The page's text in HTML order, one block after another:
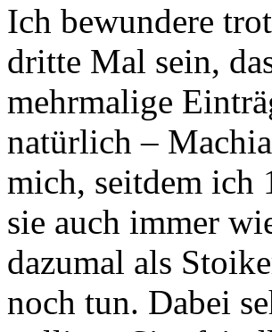
Ich bewundere
dritte Mal sein,
mehrmalige
natürlich –
mich, seitdem ich
sie auch immer
dazumal als
noch tun. Dabei